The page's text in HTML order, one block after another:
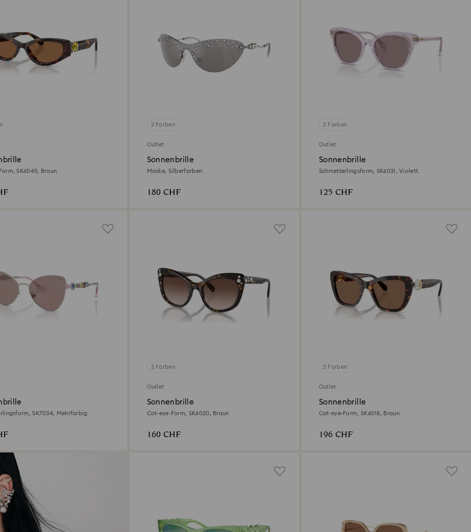
SK6045, Braun
2 Farben
Outlet
Sonnenbrille
Maske, Silberfarben
180 CHF
2 Farben
Outlet
Sonnenbrille
Schmetterlingsform, SK6031, Violett
125 CHF
SK7034, Mehrfarbig
2 Farben
Outlet
Sonnenbrille
Cat-eye-Form, SK6020, Braun
160 CHF
2 Farben
Outlet
Sonnenbrille
Cat-eye-Form, SK6018, Braun
196 CHF